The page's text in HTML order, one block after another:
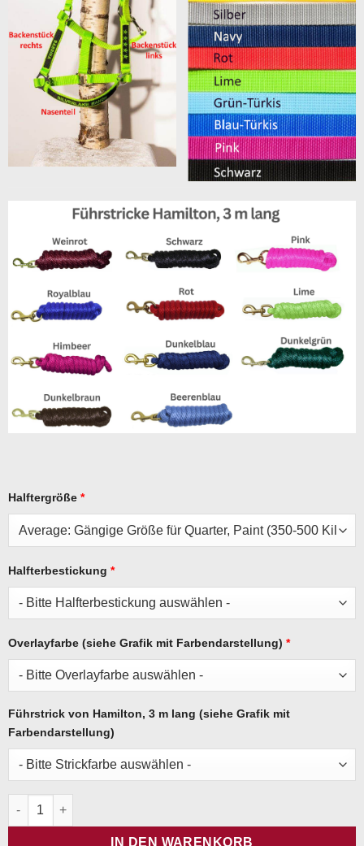
Halftergröße*
Halfterbestickung *
Overlayfarbe (siehe Grafik mit Farbendarstellung) *
Führstrick von Hamilton, 3 m lang (siehe Grafik mit
Farbendarstellung)
Halfter Hamilton - Dunkelgrün Menge
IN DEN WARENKORB